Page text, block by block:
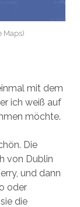
Maps)
mit dem
ich weiß auf
möchte.
Die
von Dublin
und dann
oder
die